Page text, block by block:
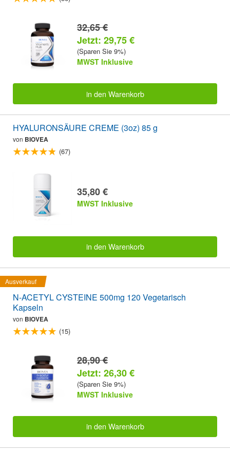
32,65 €
Jetzt: 29,75 €
(Sparen Sie 9%)
MWST Inklusive
in den Warenkorb
HYALURONSÄURE CREME (3oz) 85 g
von BIOVEA
(67)
35,80 €
MWST Inklusive
in den Warenkorb
Ausverkauf
N-ACETYL CYSTEINE 500mg 120 Vegetarisch
Kapseln
von BIOVEA
(15)
28,90 €
Jetzt: 26,30 €
(Sparen Sie 9%)
MWST Inklusive
in den Warenkorb